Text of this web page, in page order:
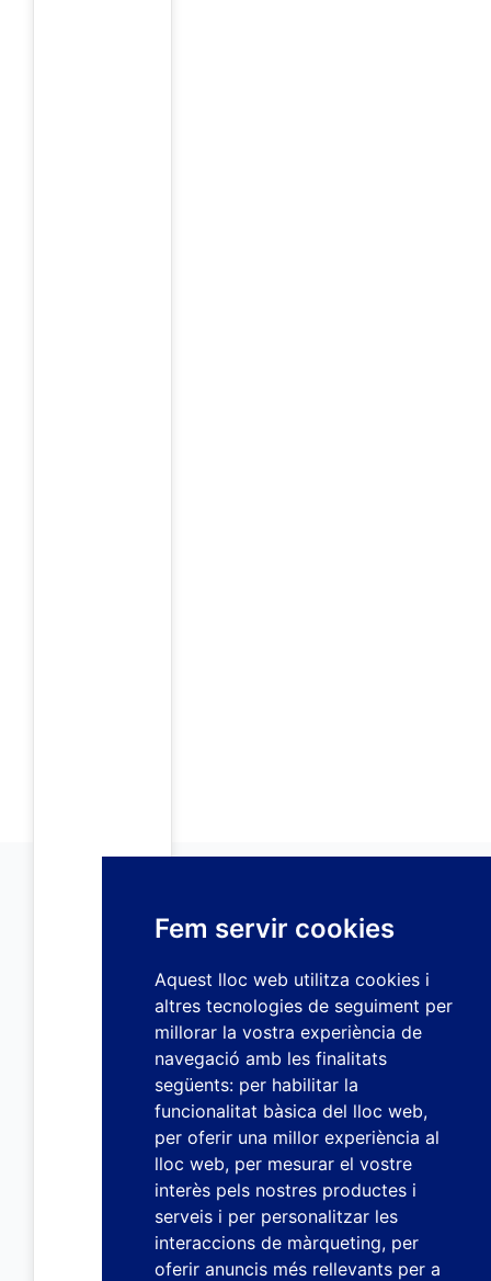
Fem servir cookies
Aquest lloc web utilitza cookies i
altres tecnologies de seguiment per
millorar la vostra experiència de
navegació amb les finalitats
següents: per habilitar la
funcionalitat bàsica del lloc web,
per oferir una millor experiència al
lloc web, per mesurar el vostre
interès pels nostres productes i
serveis i per personalitzar les
interaccions de màrqueting, per
oferir anuncis més rellevants per a